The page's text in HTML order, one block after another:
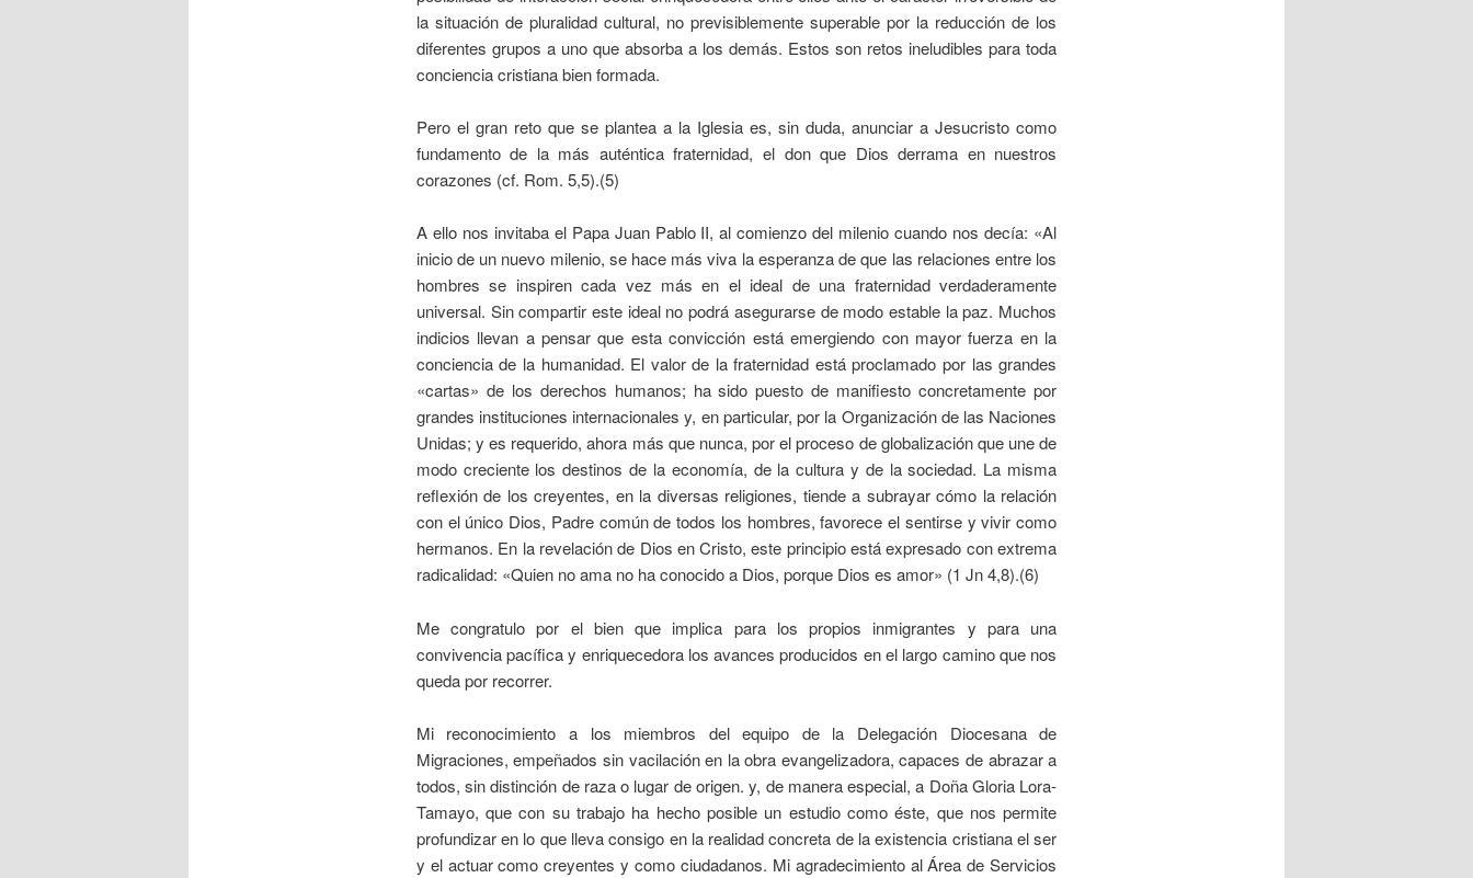
la situación de pluralidad cultural, no previsiblemente superable por la reducción de los
diferentes grupos a uno que absorba a los demás. Estos son retos ineludibles para toda
conciencia cristiana bien formada.
Pero el gran reto que se plantea a la Iglesia es, sin duda, anunciar a Jesucristo como
fundamento de la más auténtica fraternidad, el don que Dios derrama en nuestros
corazones (cf. Rom. 5,5).(5)
A ello nos invitaba el Papa Juan Pablo II, al comienzo del milenio cuando nos decía: «Al
inicio de un nuevo milenio, se hace más viva la esperanza de que las relaciones entre los
hombres se inspiren cada vez más en el ideal de una fraternidad verdaderamente
universal. Sin compartir este ideal no podrá asegurarse de modo estable la paz. Muchos
indicios llevan a pensar que esta convicción está emergiendo con mayor fuerza en la
conciencia de la humanidad. El valor de la fraternidad está proclamado por las grandes
«cartas» de los derechos humanos; ha sido puesto de manifiesto concretamente por
grandes instituciones internacionales y, en particular, por la Organización de las Naciones
Unidas; y es requerido, ahora más que nunca, por el proceso de globalización que une de
modo creciente los destinos de la economía, de la cultura y de la sociedad. La misma
reflexión de los creyentes, en la diversas religiones, tiende a subrayar cómo la relación
con el único Dios, Padre común de todos los hombres, favorece el sentirse y vivir como
hermanos. En la revelación de Dios en Cristo, este principio está expresado con extrema
radicalidad: «Quien no ama no ha conocido a Dios, porque Dios es amor» (1 Jn 4,8).(6)
Me congratulo por el bien que implica para los propios inmigrantes y para una
convivencia pacífica y enriquecedora los avances producidos en el largo camino que nos
queda por recorrer.
Mi reconocimiento a los miembros del equipo de la Delegación Diocesana de
Migraciones, empeñados sin vacilación en la obra evangelizadora, capaces de abrazar a
todos, sin distinción de raza o lugar de origen. y, de manera especial, a Doña Gloria Lora-
Tamayo, que con su trabajo ha hecho posible un estudio como éste, que nos permite
profundizar en lo que lleva consigo en la realidad concreta de la existencia cristiana el ser
y el actuar como creyentes y como ciudadanos. Mi agradecimiento al Área de Servicios